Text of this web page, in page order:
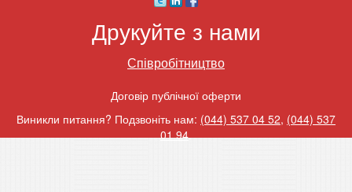
Друкуйте з нами
Співробітництво
Договір публічної оферти
Виникли питання? Подзвоніть нам: (044) 537 04 52, (044) 537
01 94.